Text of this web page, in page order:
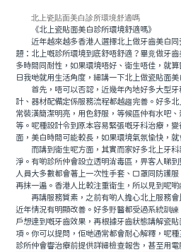
北上瓷貼面美白診所環境舒適嗎
《北上瓷貼面美白診所環境舒適嗎》
近年越來越多香港人選擇北上做牙齒美白同
題：北上嘅診所環境到底舒唔舒適？畢竟做牙
多時間同耐性，如果環境唔好、衛生唔佳，就
日我哋就用生活角度，細講一下北上做瓷貼面
首先，唔可以否認，近幾年內地好多大型牙
計、器材配備定係服務流程都越趨完善。好多
常裝潢簡潔明亮，用色舒服，等候區仲有水吧
等。呢種設計令到原本容易緊張嘅牙科治療，
面，美白時間可能較長，如果環境氣氛愉快，就
而講到衛生呢方面，其實而家好多北上牙科
淨。有啲診所仲會設立透明消毒區，畀客人睇
人員大多數都會著上一次性手套、口罩同防護
再抹一遍。香港人比較注重衛生，所以見到呢
再講服務質素，之前有啲人擔心北上服務會
近年情況有明顯改善。好多野醫都受過系統訓
戶想達到嘅牙齒效果，再根據牙齒狀態講解瓷
項。你可以提問，佢哋通常都會耐心解釋，呢
診所仲會響治療前提供詳細檢查報告，甚至用